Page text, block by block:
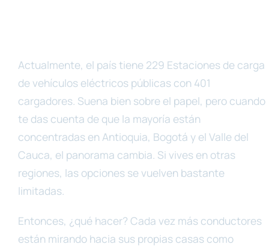
Actualmente, el país tiene 229 Estaciones de carga
de vehículos eléctricos públicas con 401
cargadores. Suena bien sobre el papel, pero cuando
te das cuenta de que la mayoría están
concentradas en Antioquia, Bogotá y el Valle del
Cauca, el panorama cambia. Si vives en otras
regiones, las opciones se vuelven bastante
limitadas.
Entonces, ¿qué hacer? Cada vez más conductores
están mirando hacia sus propias casas como